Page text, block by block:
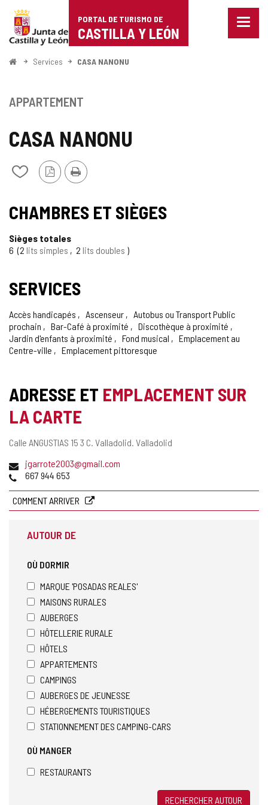
Portal
de
Turismo
Castilla
León
PORTAL DE TURISMO DE
CASTILLA Y LEÓN
Menu
<
Services CASA NANONU
CASA NANONU
Ajouter/retirer
de
cahiers
Version
PDF
Imprimer
APPARTEMENT
CHAMBRES ET SIÈGES
Sièges totales
6 2 lits simples 2 lits doubles
SERVICES
Accès handicapés Ascenseur
Autobus ou Transport Public
prochain
Bar-Café à proximité
Discothèque à proximité
Jardin d'enfants à proximité
Fond musical
Emplacement au
Centre-ville
Emplacement pittoresque
ADRESSE ET EMPLACEMENT SUR
LA CARTE
Adresse
Calle ANGUSTIAS 15 3 C. Valladolid. Valladolid
Adresse
de
électronique
jgarrote2003@gmail.com
Téléphones
667 944 653
COMMENT ARRIVER
AUTOUR DE
OÙ DORMIR
MARQUE 'POSADAS REALES'
MAISONS RURALES
AUBERGES
HÔTELLERIE RURALE
HÔTELS
APPARTEMENTS
CAMPINGS
AUBERGES DE JEUNESSE
HÉBERGEMENTS TOURISTIQUES
STATIONNEMENT DES CAMPING-CARS
OÙ MANGER
RESTAURANTS
RECHERCHER AUTOUR